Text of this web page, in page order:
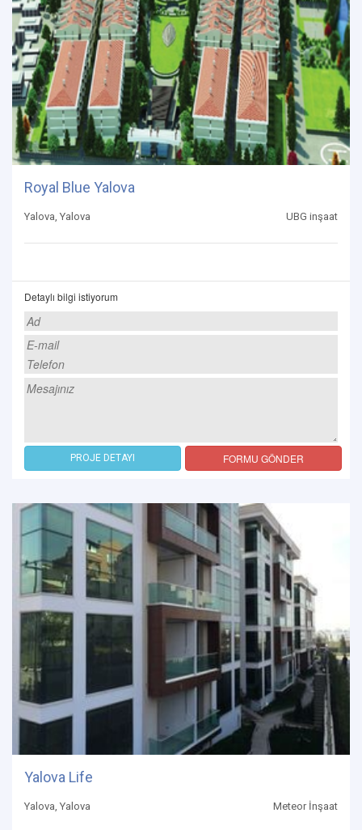
Royal Blue Yalova
Yalova, Yalova UBG inşaat
Detaylı bilgi istiyorum
PROJE DETAYI FORMU GÖNDER
Yalova Life
Yalova, Yalova Meteor İnşaat